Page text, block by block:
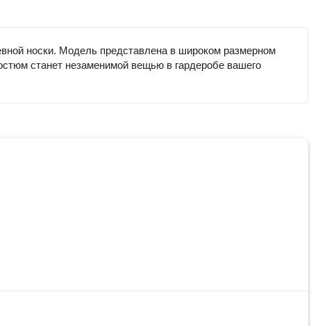
носки. Модель представлена в широком размерном
станет незаменимой вещью в гардеробе вашего